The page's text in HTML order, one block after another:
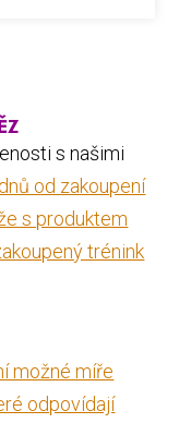
s našimi
od zakoupení
s produktem
trénink
možné míře
odpovídají